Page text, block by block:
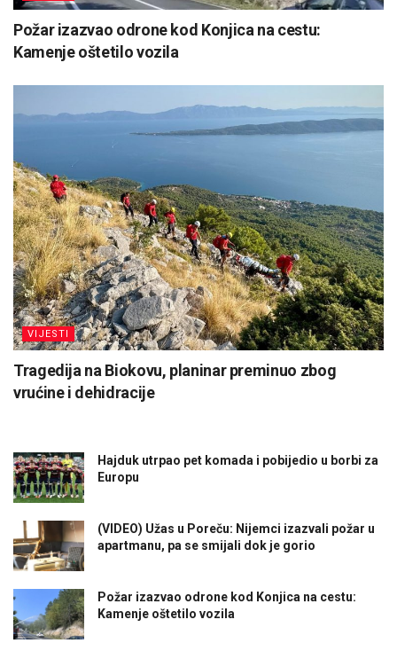
Požar izazvao odrone kod Konjica na cestu:
Kamenje oštetilo vozila
VIJESTI
Tragedija na Biokovu, planinar preminuo zbog
vrućine i dehidracije
Hajduk utrpao pet komada i pobijedio u borbi za
Europu
(VIDEO) Užas u Poreču: Nijemci izazvali požar u
apartmanu, pa se smijali dok je gorio
Požar izazvao odrone kod Konjica na cestu:
Kamenje oštetilo vozila